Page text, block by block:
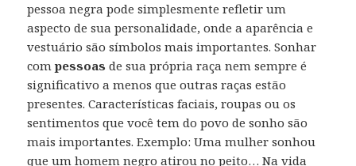
pessoa negra pode simplesmente refletir um
aspecto de sua personalidade, onde a aparência e
vestuário são símbolos mais importantes. Sonhar
compessoas de sua própria raça nem sempre é
significativo a menos que outras raças estão
presentes. Características faciais, roupas ou os
sentimentos que você tem do povo de sonho são
mais importantes. Exemplo: Uma mulher sonhou
que um homem negro atirou no peito… Na vida